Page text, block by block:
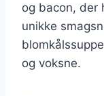
og bacon, der
unikke
og voksne.